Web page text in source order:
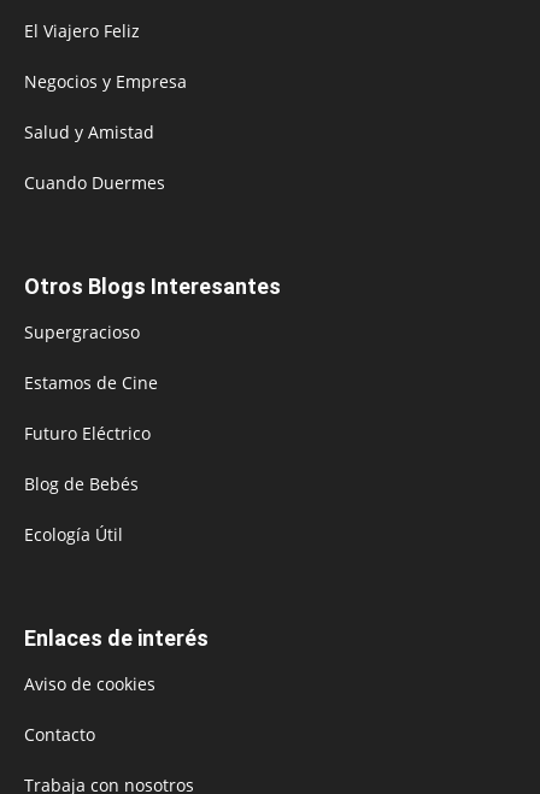
El Viajero Feliz
Negocios y Empresa
Salud y Amistad
Cuando Duermes
Otros Blogs Interesantes
Supergracioso
Estamos de Cine
Futuro Eléctrico
Blog de Bebés
Ecología Útil
Enlaces de interés
Aviso de cookies
Contacto
Trabaja con nosotros